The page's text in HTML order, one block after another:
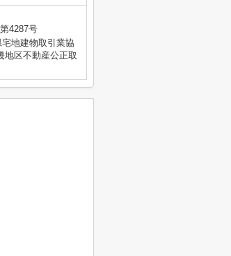
4287号
地建物取引業協
地区不動産公正取